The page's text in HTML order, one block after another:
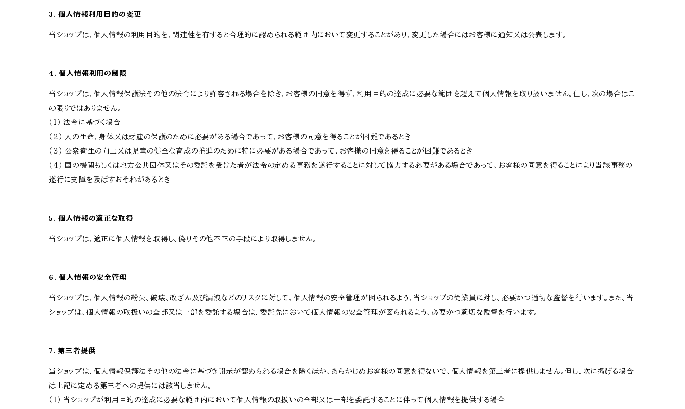
3. 個人情報利用目的の変更
当ショップは、個人情報の利用目的を、関連性を有すると合理的に認められる範囲内において変更することがあり、変更した場合にはお客様に通知又は公表します。
4. 個人情報利用の制限
当ショップは、個人情報保護法その他の法令により許容される場合を除き、お客様の同意を得ず、利用目的の達成に必要な範囲を超えて個人情報を取り扱いません。但し、次の場合はこ
の限りではありません。
（１） 法令に基づく場合
（２） 人の生命、身体又は財産の保護のために必要がある場合であって、お客様の同意を得ることが困難であるとき
（３） 公衆衛生の向上又は児童の健全な育成の推進のために特に必要がある場合であって、お客様の同意を得ることが困難であるとき
（４） 国の機関もしくは地方公共団体又はその委託を受けた者が法令の定める事務を遂行することに対して協力する必要がある場合であって、お客様の同意を得ることにより当該事務の
遂行に支障を及ぼすおそれがあるとき
5. 個人情報の適正な取得
当ショップは、適正に個人情報を取得し、偽りその他不正の手段により取得しません。
6. 個人情報の安全管理
当ショップは、個人情報の紛失、破壊、改ざん及び漏洩などのリスクに対して、個人情報の安全管理が図られるよう、当ショップの従業員に対し、必要かつ適切な監督を行います。また、当
ショップは、個人情報の取扱いの全部又は一部を委託する場合は、委託先において個人情報の安全管理が図られるよう、必要かつ適切な監督を行います。
7. 第三者提供
当ショップは、個人情報保護法その他の法令に基づき開示が認められる場合を除くほか、あらかじめお客様の同意を得ないで、個人情報を第三者に提供しません。但し、次に掲げる場合
は上記に定める第三者への提供には該当しません。
（１） 当ショップが利用目的の達成に必要な範囲内において個人情報の取扱いの全部又は一部を委託することに伴って個人情報を提供する場合